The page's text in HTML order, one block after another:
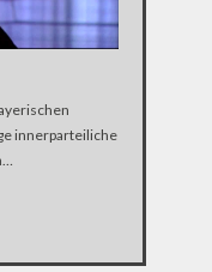
innerparteiliche